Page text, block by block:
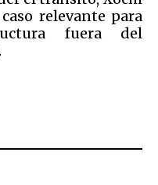
relevante para
fuera del